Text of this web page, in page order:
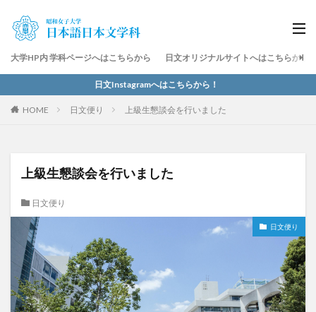
大学HP内 学科ページへはこちらから 日文オリジナルサイトへはこちらから
日文Instagramへはこちらから！
HOME 日文便り 上級生懇談会を行いました
上級生懇談会を行いました
日文便り
日文便り